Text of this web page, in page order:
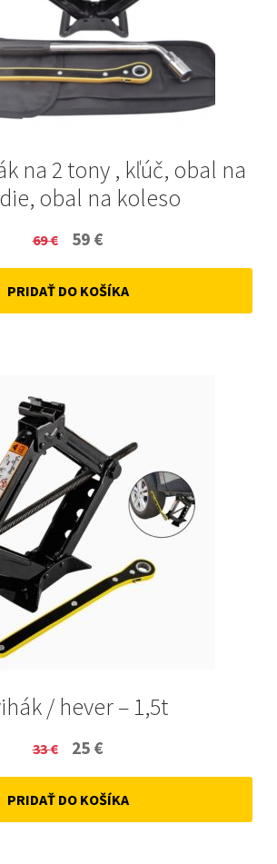
na 2 tony , kľúč, obal na
obal na koleso
69€
Original
price
was:
59 €
price
is:
PRIDAŤ DO KOŠÍKA
/ hever – 1,5t
33€
Original
price
was:
25 €
price
is:
PRIDAŤ DO KOŠÍKA